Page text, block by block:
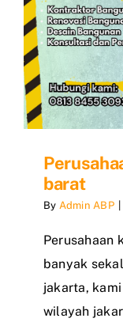
barat
By Admin ABP |
Perusahaan
banyak
jakarta,
wilayah